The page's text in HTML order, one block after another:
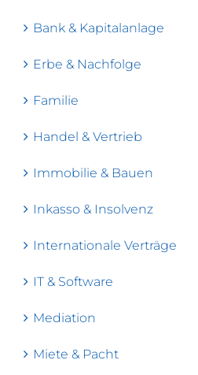
Bank & Kapitalanlage
Erbe & Nachfolge
Familie
Handel & Vertrieb
Immobilie & Bauen
Inkasso & Insolvenz
Internationale Verträge
IT & Software
Mediation
Miete & Pacht